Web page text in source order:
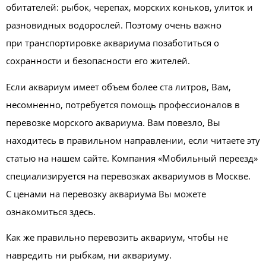
обитателей: рыбок, черепах, морских коньков, улиток и
разновидных водорослей. Поэтому очень важно
при транспортировке аквариума позаботиться о
сохранности и безопасности его жителей.
Если аквариум имеет объем более ста литров, Вам,
несомненно, потребуется помощь профессионалов в
перевозке морского аквариума. Вам повезло, Вы
находитесь в правильном направлении, если читаете эту
статью на нашем сайте. Компания «Мобильный переезд»
специализируется на перевозках аквариумов в Москве.
С ценами на перевозку аквариума Вы можете
ознакомиться здесь.
Как же правильно перевозить аквариум, чтобы не
навредить ни рыбкам, ни аквариуму.